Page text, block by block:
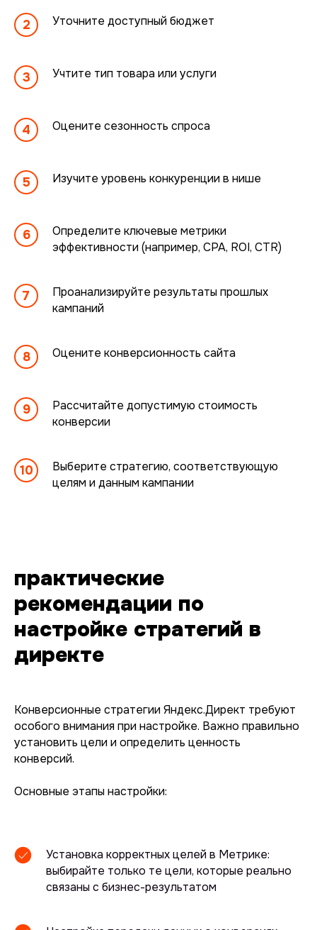
Уточните доступный бюджет
Учтите тип товара или услуги
Оцените сезонность спроса
Изучите уровень конкуренции в нише
Определите ключевые метрики
эффективности (например, CPA, ROI, CTR)
Проанализируйте результаты прошлых
кампаний
Оцените конверсионность сайта
Рассчитайте допустимую стоимость
конверсии
Выберите стратегию, соответствующую
целям и данным кампании
практические
рекомендации по
настройке стратегий в
директе
Конверсионные стратегии Яндекс.Директ требуют
особого внимания при настройке. Важно правильно
установить цели и определить ценность
конверсий.
Основные этапы настройки:
Установка корректных целей в Метрике:
выбирайте только те цели, которые реально
связаны с бизнес-результатом
email: info@intop.click
telegram-канал: @mapsintop
Номер телефона
Комментарий
Нажимая на кнопку «Отправить заявку»,
вы соглашаетесь с